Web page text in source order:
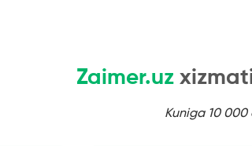
Zaimer.uz
Kuniga 10